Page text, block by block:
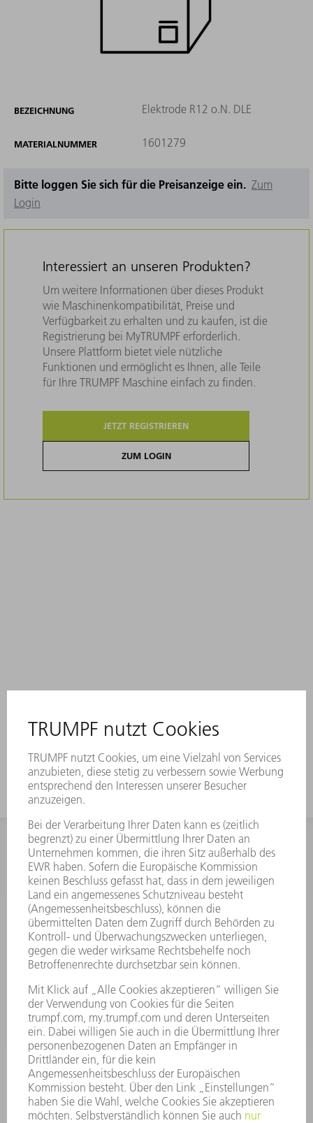
BEZEICHNUNG Elektrode R12 o.N. DLE
MATERIALNUMMER 1601279
Bitte loggen Sie sich für die Preisanzeige ein. Zum
Login
Interessiert an unseren Produkten?
Um weitere Informationen über dieses Produkt
wie Maschinenkompatibilität, Preise und
Verfügbarkeit zu erhalten und zu kaufen, ist die
Registrierung bei MyTRUMPF erforderlich.
Unsere Plattform bietet viele nützliche
Funktionen und ermöglicht es Ihnen, alle Teile
für Ihre TRUMPF Maschine einfach zu finden.
JETZT REGISTRIEREN
ZUM LOGIN
INFORMATION
Häufig gestellte Fragen
Allgemeine Geschäftsbedingungen
KONTAKT
Kundenbetreuung TRUMPF Werkzeugmaschinen
+49 7156 303 33222
Mo - Fr: 07:30 - 17:30 Uhr
Erweiterte Rufbereitschaft per Service App Mo - Fr:
06:30 - 20.00 Uhr Sa: 07:00 - 12:00 Uhr
Kundenbetreuung@trumpf.com
KONTAKT
Service TRUMPF Lasertechnik
+49 7156 303 37444
Mo - Fr: 07:30 - 18:00 Uhr
Additive Manufacturing 07:30 - 17:30 Uhr
spareparts.tld@trumpf.com